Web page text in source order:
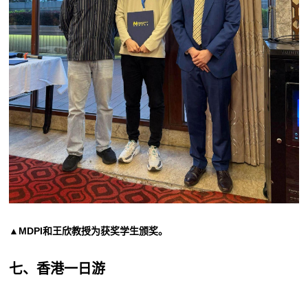
▲MDPI和王欣教授为获奖学生颁奖。
七、香港一日游